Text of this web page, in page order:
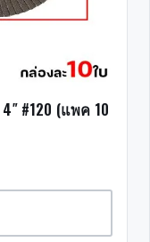
#120 (แพค 10